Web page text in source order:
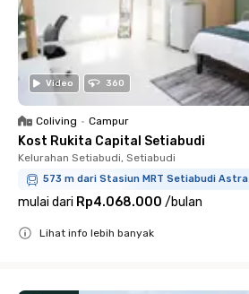
Video 360
Coliving • Campur
Kost Rukita Capital Setiabudi
Kelurahan Setiabudi, Setiabudi
573 m dari Stasiun MRT Setiabudi Astra
mulai dari Rp4.068.000 /bulan
Lihat info lebih banyak